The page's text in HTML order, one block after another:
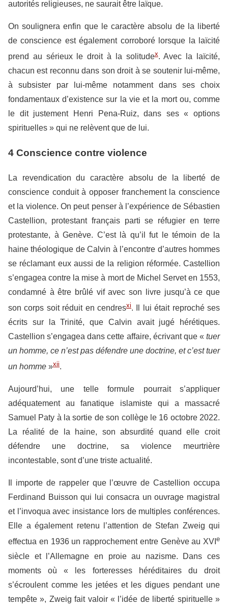
autorités religieuses, ne saurait être laïque.
On soulignera enfin que le caractère absolu de la liberté
de conscience est également corroboré lorsque la laïcité
prend au sérieux le droit à la solitudex. Avec la laïcité,
chacun est reconnu dans son droit à se soutenir lui-même,
à subsister par lui-même notamment dans ses choix
fondamentaux d’existence sur la vie et la mort ou, comme
le dit justement Henri Pena-Ruiz, dans ses « options
spirituelles » qui ne relèvent que de lui.
4 Conscience contre violence
La revendication du caractère absolu de la liberté de
conscience conduit à opposer franchement la conscience
et la violence. On peut penser à l’expérience de Sébastien
Castellion, protestant français parti se réfugier en terre
protestante, à Genève. C’est là qu’il fut le témoin de la
haine théologique de Calvin à l’encontre d’autres hommes
se réclamant eux aussi de la religion réformée. Castellion
s’engagea contre la mise à mort de Michel Servet en 1553,
condamné à être brûlé vif avec son livre jusqu’à ce que
son corps soit réduit en cendresxi. Il lui était reproché ses
écrits sur la Trinité, que Calvin avait jugé hérétiques.
Castellion s’engagea dans cette affaire, écrivant que « tuer
un homme, ce n’est pas défendre une doctrine, et c’est tuer
un homme »xii.
Aujourd’hui, une telle formule pourrait s’appliquer
adéquatement au fanatique islamiste qui a massacré
Samuel Paty à la sortie de son collège le 16 octobre 2022.
La réalité de la haine, son absurdité quand elle croit
défendre une doctrine, sa violence meurtrière
incontestable, sont d’une triste actualité.
Il importe de rappeler que l’œuvre de Castellion occupa
Ferdinand Buisson qui lui consacra un ouvrage magistral
et l’invoqua avec insistance lors de multiples conférences.
Elle a également retenu l’attention de Stefan Zweig qui
effectua en 1936 un rapprochement entre Genève au XVI e
siècle et l’Allemagne en proie au nazisme. Dans ces
moments où « les forteresses héréditaires du droit
s’écroulent comme les jetées et les digues pendant une
tempête », Zweig fait valoir « l’idée de liberté spirituelle »